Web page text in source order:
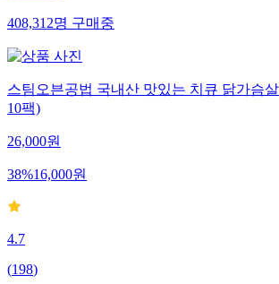
408,312명구매중
스팀오븐공법 국내산 맛있는 치큐 닭가슴
10팩)
26,000원
38%16,000원
4.7
(198)